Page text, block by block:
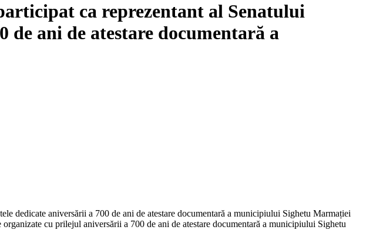
ca reprezentant al Senatului
de ani de atestare documentară a
dedicate aniversării a 700 de ani de atestare documentară a municipiului Sighetu Marmației
cu prilejul aniversării a 700 de ani de atestare documentară a municipiului Sighetu